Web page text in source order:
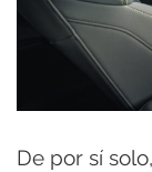
De por sí